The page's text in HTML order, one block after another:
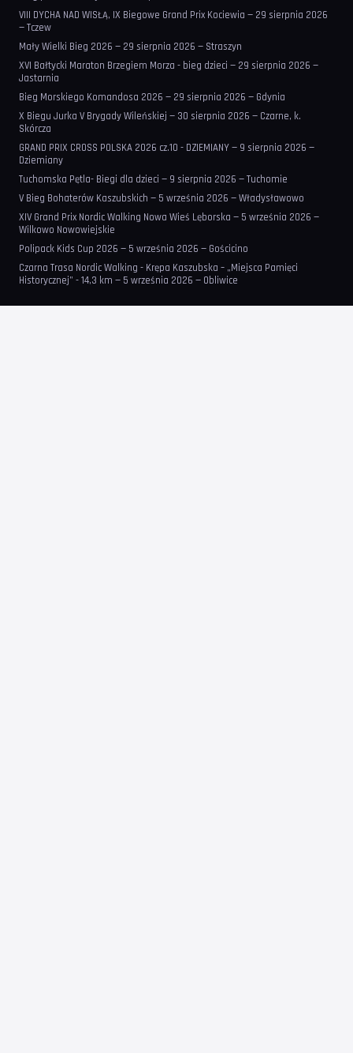
VIII DYCHA NAD WISŁĄ, IX Biegowe Grand Prix Kociewia — 29 sierpnia 2026
— Tczew
Mały Wielki Bieg 2026 — 29 sierpnia 2026 — Straszyn
XVI Bałtycki Maraton Brzegiem Morza - bieg dzieci — 29 sierpnia 2026 —
Jastarnia
Bieg Morskiego Komandosa 2026 — 29 sierpnia 2026 — Gdynia
X Biegu Jurka V Brygady Wileńskiej — 30 sierpnia 2026 — Czarne, k.
Skórcza
GRAND PRIX CROSS POLSKA 2026 cz.10 - DZIEMIANY — 9 sierpnia 2026 —
Dziemiany
Tuchomska Pętla- Biegi dla dzieci — 9 sierpnia 2026 — Tuchomie
V Bieg Bohaterów Kaszubskich — 5 września 2026 — Władysławowo
XIV Grand Prix Nordic Walking Nowa Wieś Lęborska — 5 września 2026 —
Wilkowo Nowowiejskie
Polipack Kids Cup 2026 — 5 września 2026 — Gościcino
Czarna Trasa Nordic Walking - Krępa Kaszubska – „Miejsca Pamięci
Historycznej” - 14,3 km — 5 września 2026 — Obliwice